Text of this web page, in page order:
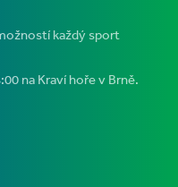
každý sport
na Kraví hoře v Brně.